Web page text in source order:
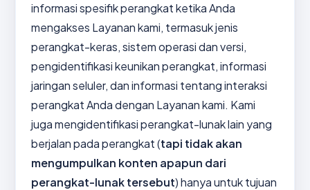
informasi spesifik perangkat ketika Anda
mengakses Layanan kami, termasuk jenis
perangkat-keras, sistem operasi dan versi,
pengidentifikasi keunikan perangkat, informasi
jaringan seluler, dan informasi tentang interaksi
perangkat Anda dengan Layanan kami. Kami
juga mengidentifikasi perangkat-lunak lain yang
berjalan pada perangkat (tapi tidak akan
mengumpulkan konten apapun dari
perangkat-lunak tersebut) hanya untuk tujuan